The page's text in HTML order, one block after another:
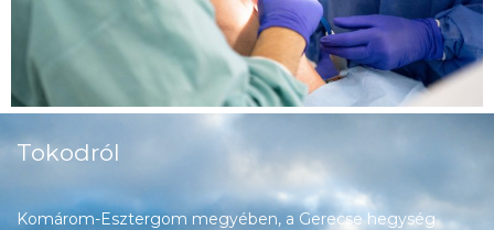
Tokodról
Komárom-Esztergom megyében, a Gerecse hegység